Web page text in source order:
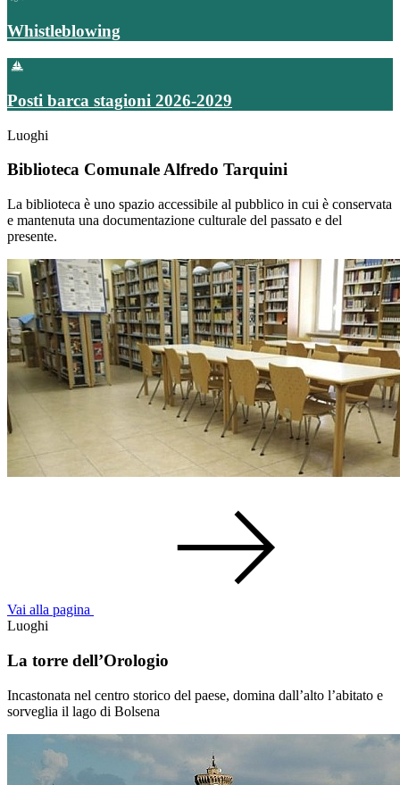
Whistleblowing
Posti barca stagioni 2026-2029
Luoghi
Biblioteca Comunale Alfredo Tarquini
La biblioteca è uno spazio accessibile al pubblico in cui è conservata
e mantenuta una documentazione culturale del passato e del
presente.
Vai alla pagina
Luoghi
La torre dell’Orologio
Incastonata nel centro storico del paese, domina dall’alto l’abitato e
sorveglia il lago di Bolsena